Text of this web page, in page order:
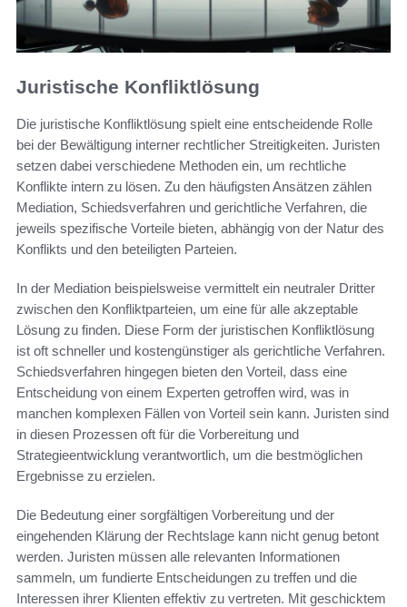
Juristische Konfliktlösung
Die juristische Konfliktlösung spielt eine entscheidende Rolle
bei der Bewältigung interner rechtlicher Streitigkeiten. Juristen
setzen dabei verschiedene Methoden ein, um rechtliche
Konflikte intern zu lösen. Zu den häufigsten Ansätzen zählen
Mediation, Schiedsverfahren und gerichtliche Verfahren, die
jeweils spezifische Vorteile bieten, abhängig von der Natur des
Konflikts und den beteiligten Parteien.
In der Mediation beispielsweise vermittelt ein neutraler Dritter
zwischen den Konfliktparteien, um eine für alle akzeptable
Lösung zu finden. Diese Form der juristischen Konfliktlösung
ist oft schneller und kostengünstiger als gerichtliche Verfahren.
Schiedsverfahren hingegen bieten den Vorteil, dass eine
Entscheidung von einem Experten getroffen wird, was in
manchen komplexen Fällen von Vorteil sein kann. Juristen sind
in diesen Prozessen oft für die Vorbereitung und
Strategieentwicklung verantwortlich, um die bestmöglichen
Ergebnisse zu erzielen.
Die Bedeutung einer sorgfältigen Vorbereitung und der
eingehenden Klärung der Rechtslage kann nicht genug betont
werden. Juristen müssen alle relevanten Informationen
sammeln, um fundierte Entscheidungen zu treffen und die
Interessen ihrer Klienten effektiv zu vertreten. Mit geschicktem